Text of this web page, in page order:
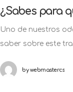
¿Sabes para
Uno de nuestros
saber sobre este
contribuir
bywebmastercs